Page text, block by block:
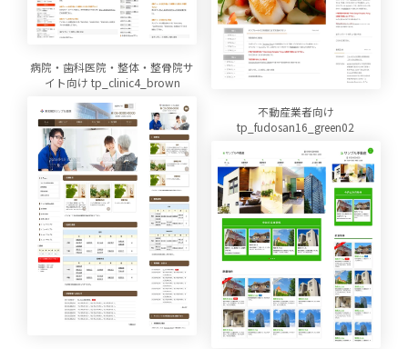
病院・歯科医院・整体・整骨院サ
イト向け tp_clinic4_brown
不動産業者向け
tp_fudosan16_green02